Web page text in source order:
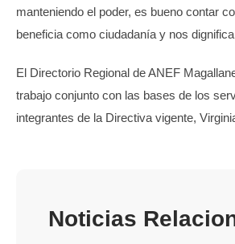
manteniendo el poder, es bueno contar
beneficia como ciudadanía y nos
El Directorio Regional de ANEF
trabajo conjunto con las bases de los
integrantes de la Directiva vigente,
Noticias